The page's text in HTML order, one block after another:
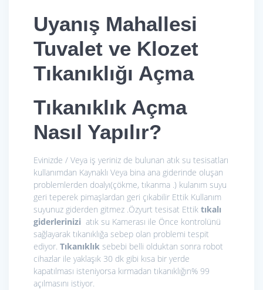
Uyanış Mahallesi
Tuvalet ve Klozet
Tıkanıklığı Açma
Tıkanıklık Açma
Nasıl Yapılır?
Evinizde / Veya iş yeriniz de bulunan atık su tesisatları
kullanımdan Kaynaklı Veya bina ana giderinde oluşan
problemlerden doalyı(çökme, tıkanma .) kulanım suyu
geri teperek pimaşlardan geri çıkabilir Ettik Kullanım
suyunuz giderden gitmez .Özyurt tesisat Ettik tıkalı
giderlerinizi atık su Kamerası ile Önce kontrolünü
sağlayarak tıkanıklığa sebep olan problemi tespit
ediyor. Tıkanıklık sebebi belli olduktan sonra robot
cihazlar ile yaklaşık 30 dk gibi kısa bir yerde
kapatılması isteniyorsa kırmadan tıkanıklığın% 99
açılmasını istiyor.